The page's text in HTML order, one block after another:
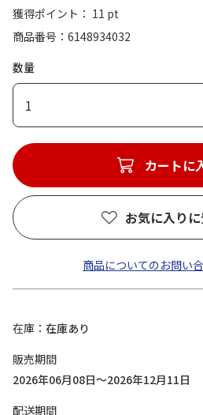
獲得ポイント： 11 pt
商品番号
6148934032
数量
1
カートに
お気に入り
商品についてのお問い
在庫
在庫あり
販売期間
2026年06月08日～2026年12月11日
配送期間